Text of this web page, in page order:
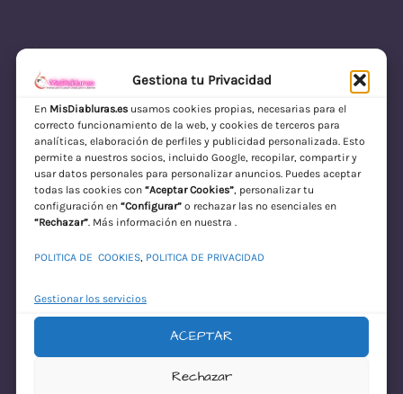
Gestiona tu Privacidad
En MisDiabluras.esusamos cookies propias, necesarias para el
correcto funcionamiento de la web, y cookies de terceros para
analíticas, elaboración de perfiles y publicidad personalizada. Esto
permite a nuestros socios, incluido Google, recopilar, compartir y
usar datos personales para personalizar anuncios. Puedes aceptar
todas las cookies con “Aceptar Cookies”, personalizar tu
configuración en “Configurar”o rechazar las no esenciales en
“Rechazar”. Más información en nuestra .
POLITICA DE COOKIES, POLITICA DE PRIVACIDAD
Gestionar los servicios
ACEPTAR
Rechazar
MisDiabluras | Sexshop Online con Envío
Discreto en España
Acceder